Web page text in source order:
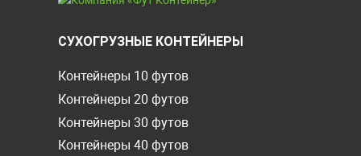
СУХОГРУЗНЫЕ КОНТЕЙНЕРЫ
Контейнеры 10 футов
Контейнеры 20 футов
Контейнеры 30 футов
Контейнеры 40 футов